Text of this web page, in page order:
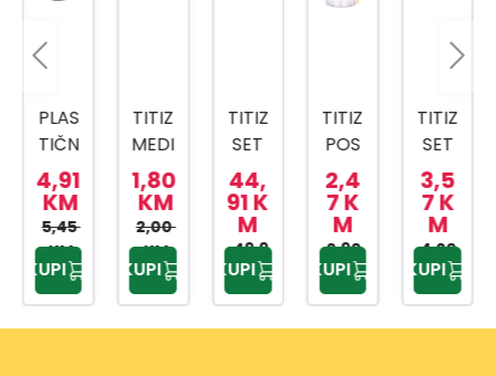
PLAS
TIČN
A
KANT
A SA
MET
ALNO
M
DRŠK
4,91
KM
5,45
KM
KUPI
TITIZ
MEDI
CINS
KI
BOX
AP-
9159
1,80
KM
2,00
KM
KUPI
TITIZ
SET
ZA
KUPA
TILO
PRIW
EX
TP-
557
44,
91 K
M
49,9
0 KM
KUPI
TITIZ
POS
UDA
ZA
BEBI
HRA
NU
500
ML
2,4
7 K
M
2,90
KM
KUPI
TITIZ
SET
ZA
SLAD
OLED
AP-
9425
3,5
7 K
M
4,20
KM
KUPI